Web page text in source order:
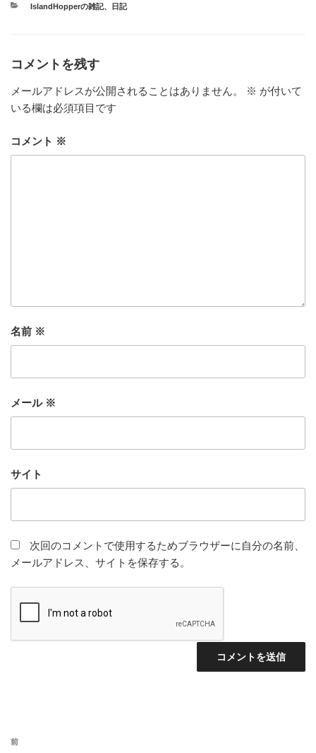
カ
IslandHopperの雑記、 日記
コメントを残す
メールアドレスが公開されることはありません。 ※ が付いて
いる欄は必須項目です
コメント ※
名前 ※
メール ※
サイト
次回のコメントで使用するためブラウザーに自分の名前、
メールアドレス、サイトを保存する。
投
前
前